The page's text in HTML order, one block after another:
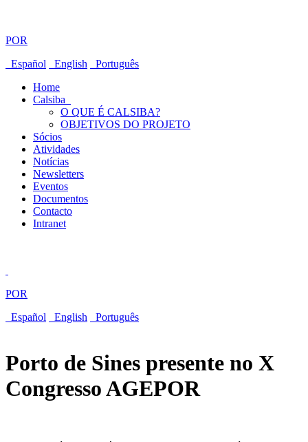
POR
Español
English
Português
Home
Calsiba
O QUE É CALSIBA?
OBJETIVOS DO PROJETO
Sócios
Atividades
Notícias
Newsletters
Eventos
Documentos
Contacto
Intranet
POR
Español
English Português
Porto de Sines presente no X
Congresso AGEPOR